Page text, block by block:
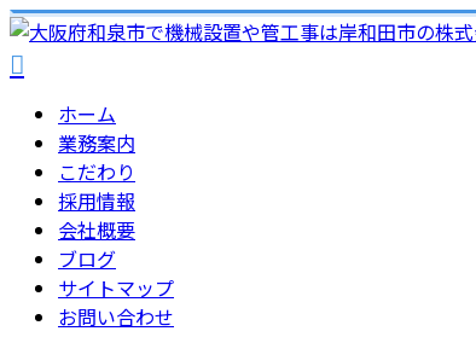
ホーム
業務案内
こだわり
採用情報
会社概要
ブログ
サイトマップ
お問い合わせ